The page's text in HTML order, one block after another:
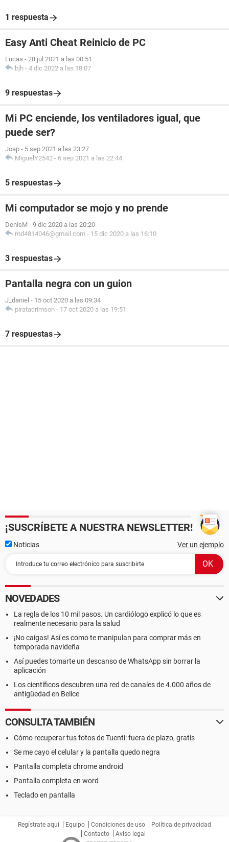
1 respuesta
Easy Anti Cheat Reinicio de PC
Lucas - 28 jul 2021 a las 00:51
bjh - 4 dic 2022 a las 18:07
9 respuestas
Mi PC enciende, los ventiladores igual, que
puede ser?
Joap - 5 sep 2021 a las 23:27
MiguelY2542 - 6 sep 2021 a las 22:44
5 respuestas
Mi computador se mojo y no prende
DenisM - 9 dic 2020 a las 20:20
md4814046@gmail.com - 15 dic 2020 a las 16:10
3 respuestas
Pantalla negra con un guion
J_daniel - 15 oct 2020 a las 09:34
piratacrimson - 17 oct 2020 a las 19:51
7 respuestas
¡SUSCRÍBETE A NUESTRA NEWSLETTER!
Noticias Ver un ejemplo
NOVEDADES
La regla de los 10 mil pasos. Un cardiólogo explicó lo que es
realmente necesario para la salud
¡No caigas! Así es como te manipulan para comprar más en
temporada navideña
Así puedes tomarte un descanso de WhatsApp sin borrar la
aplicación
Los científicos descubren una red de canales de 4.000 años de
antigüedad en Belice
CONSULTA TAMBIÉN
Cómo recuperar tus fotos de Tuenti: fuera de plazo, gratis
Se me cayo el celular y la pantalla quedo negra
Pantalla completa chrome android
Pantalla completa en word
Teclado en pantalla
Regístrate aquí Equipo Condiciones de uso
Política de privacidad
Contacto
Aviso legal